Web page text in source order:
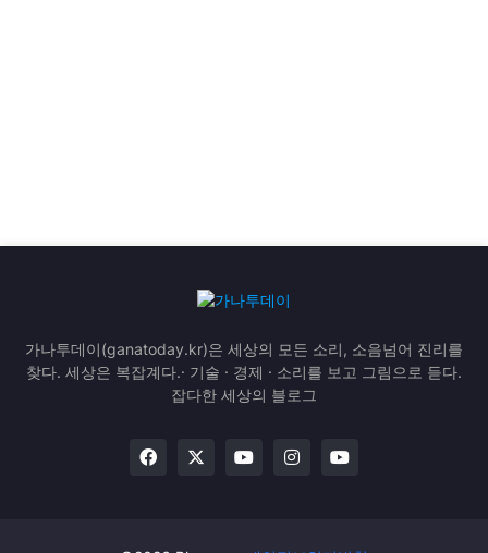
가나투데이(ganatoday.kr)은 세상의 모든 소리, 소음넘어 진리를
찾다. 세상은 복잡계다.· 기술 · 경제 · 소리를 보고 그림으로 듣다.
잡다한 세상의 블로그